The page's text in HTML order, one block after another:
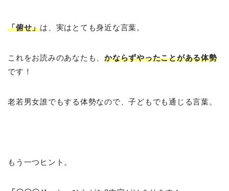
「俯せ」は、実はとても身近な言葉。
これをお読みのあなたも、かならずやったことがある体勢
です！
老若男女誰でもする体勢なので、子どもでも通じる言葉。
もう一つヒント。